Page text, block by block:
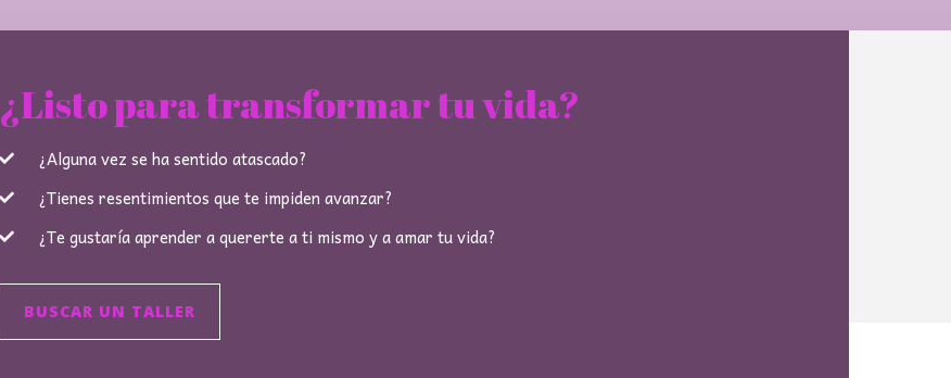
¿Listo para transformar tu vida?
¿Alguna vez se ha sentido atascado?
¿Tienes resentimientos que te impiden avanzar?
¿Te gustaría aprender a quererte a ti mismo y a amar tu vida?
BUSCAR UN TALLER